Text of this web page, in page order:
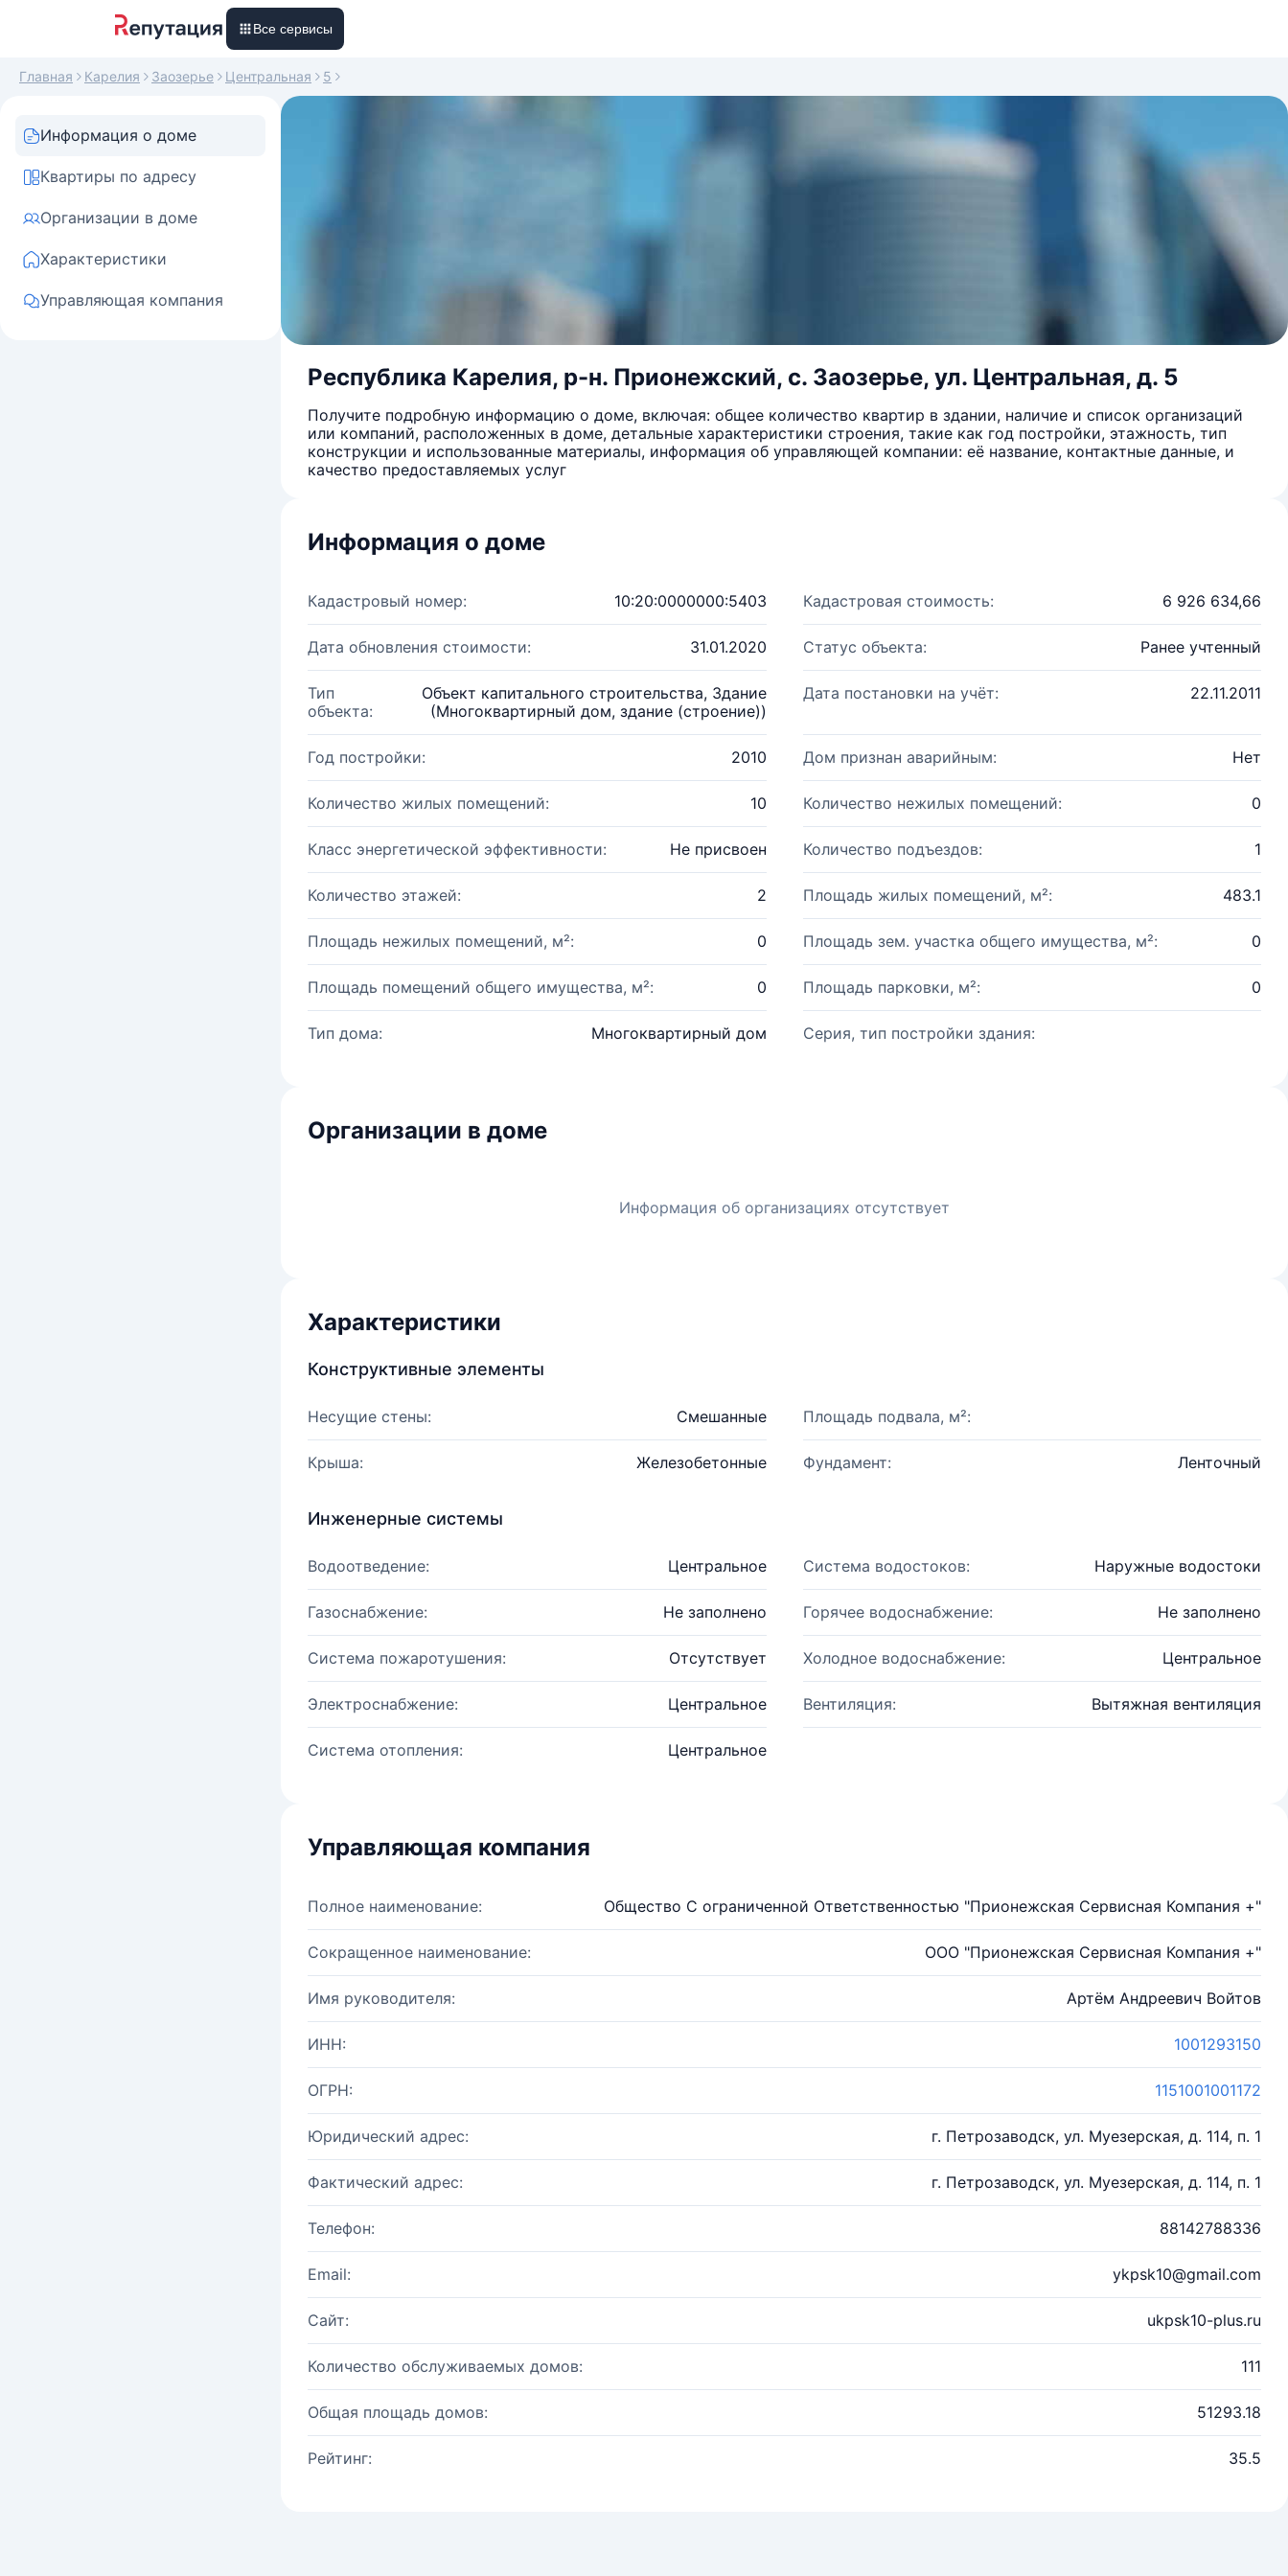
Все сервисы
Главная Карелия Заозерье Центральная 5
Информация о доме
Квартиры по адресу
Организации в доме
Характеристики
Управляющая компания
Республика Карелия, р-н. Прионежский, с. Заозерье, ул. Центральная, д. 5
Получите подробную информацию о доме, включая: общее количество квартир в здании, наличие и список организаций
или компаний, расположенных в доме, детальные характеристики строения, такие как год постройки, этажность, тип
конструкции и использованные материалы, информация об управляющей компании: её название, контактные данные, и
качество предоставляемых услуг
Информация о доме
Кадастровый номер: 10:20:0000000:5403 Кадастровая стоимость: 6 926 634,66
Дата обновления стоимости: 31.01.2020 Статус объекта: Ранее учтенный
Тип
объекта:
Объект капитального строительства, Здание
(Многоквартирный дом, здание (строение))
Дата постановки на учёт: 22.11.2011
Год постройки: 2010 Дом признан аварийным: Нет
Количество жилых помещений: 10 Количество нежилых помещений: 0
Класс энергетической эффективности: Не присвоен Количество подъездов: 1
Количество этажей: 2 Площадь жилых помещений, м²: 483.1
Площадь нежилых помещений, м²: 0 Площадь зем. участка общего имущества, м²: 0
Площадь помещений общего имущества, м²: 0 Площадь парковки, м²: 0
Тип дома: Многоквартирный дом Серия, тип постройки здания:
Организации в доме
Информация об организациях отсутствует
Характеристики
Конструктивные элементы
Несущие стены: Смешанные Площадь подвала, м²:
Крыша: Железобетонные Фундамент: Ленточный
Инженерные системы
Водоотведение: Центральное Система водостоков: Наружные водостоки
Газоснабжение: Не заполнено Горячее водоснабжение: Не заполнено
Система пожаротушения: Отсутствует Холодное водоснабжение: Центральное
Электроснабжение: Центральное Вентиляция: Вытяжная вентиляция
Система отопления: Центральное
Управляющая компания
Полное наименование: Общество С ограниченной Ответственностью "Прионежская Сервисная Компания +"
Сокращенное наименование: ООО "Прионежская Сервисная Компания +"
Имя руководителя: Артём Андреевич Войтов
ИНН: 1001293150
ОГРН: 1151001001172
Юридический адрес: г. Петрозаводск, ул. Муезерская, д. 114, п. 1
Фактический адрес: г. Петрозаводск, ул. Муезерская, д. 114, п. 1
Телефон: 88142788336
Email: ykpsk10@gmail.com
Сайт: ukpsk10-plus.ru
Количество обслуживаемых домов: 111
Общая площадь домов: 51293.18
Рейтинг: 35.5